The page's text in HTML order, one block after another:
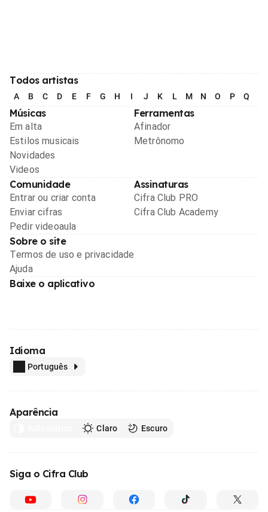
Todos artistas
A B C D E F G H I J K L M N O P Q
Músicas
Em alta
Estilos musicais
Novidades
Videos
Ferramentas
Afinador
Metrônomo
Comunidade
Entrar ou criar conta
Enviar cifras
Pedir videoaula
Assinaturas
Cifra Club PRO
Cifra Club Academy
Sobre o site
Termos de uso e privacidade
Ajuda
Baixe o aplicativo
Idioma
Português
Aparência
Claro Escuro
Siga o Cifra Club